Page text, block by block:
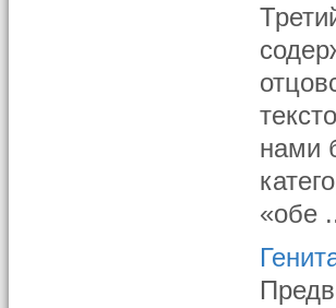
нами
«обе